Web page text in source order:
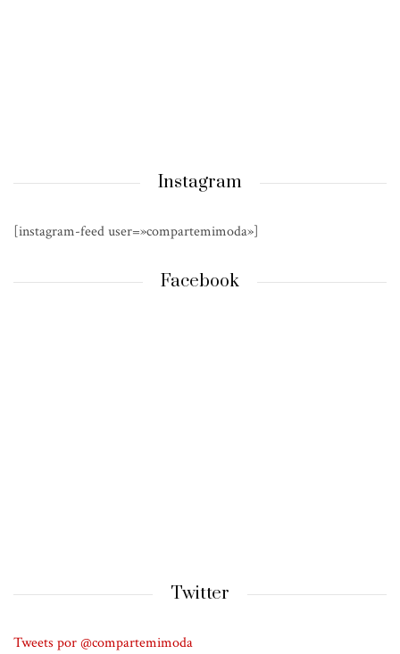
Instagram
[instagram-feed user=»compartemimoda»]
Facebook
Twitter
Tweets por @compartemimoda